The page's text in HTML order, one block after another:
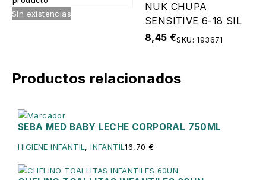
Sin existencias
NUK CHUPA
SENSITIVE 6-18 SIL
8,45 €SKU:193671
Productos relacionados
SEBA MED BABY LECHE CORPORAL 750ML
HIGIENE INFANTIL ,INFANTIL16,70 €